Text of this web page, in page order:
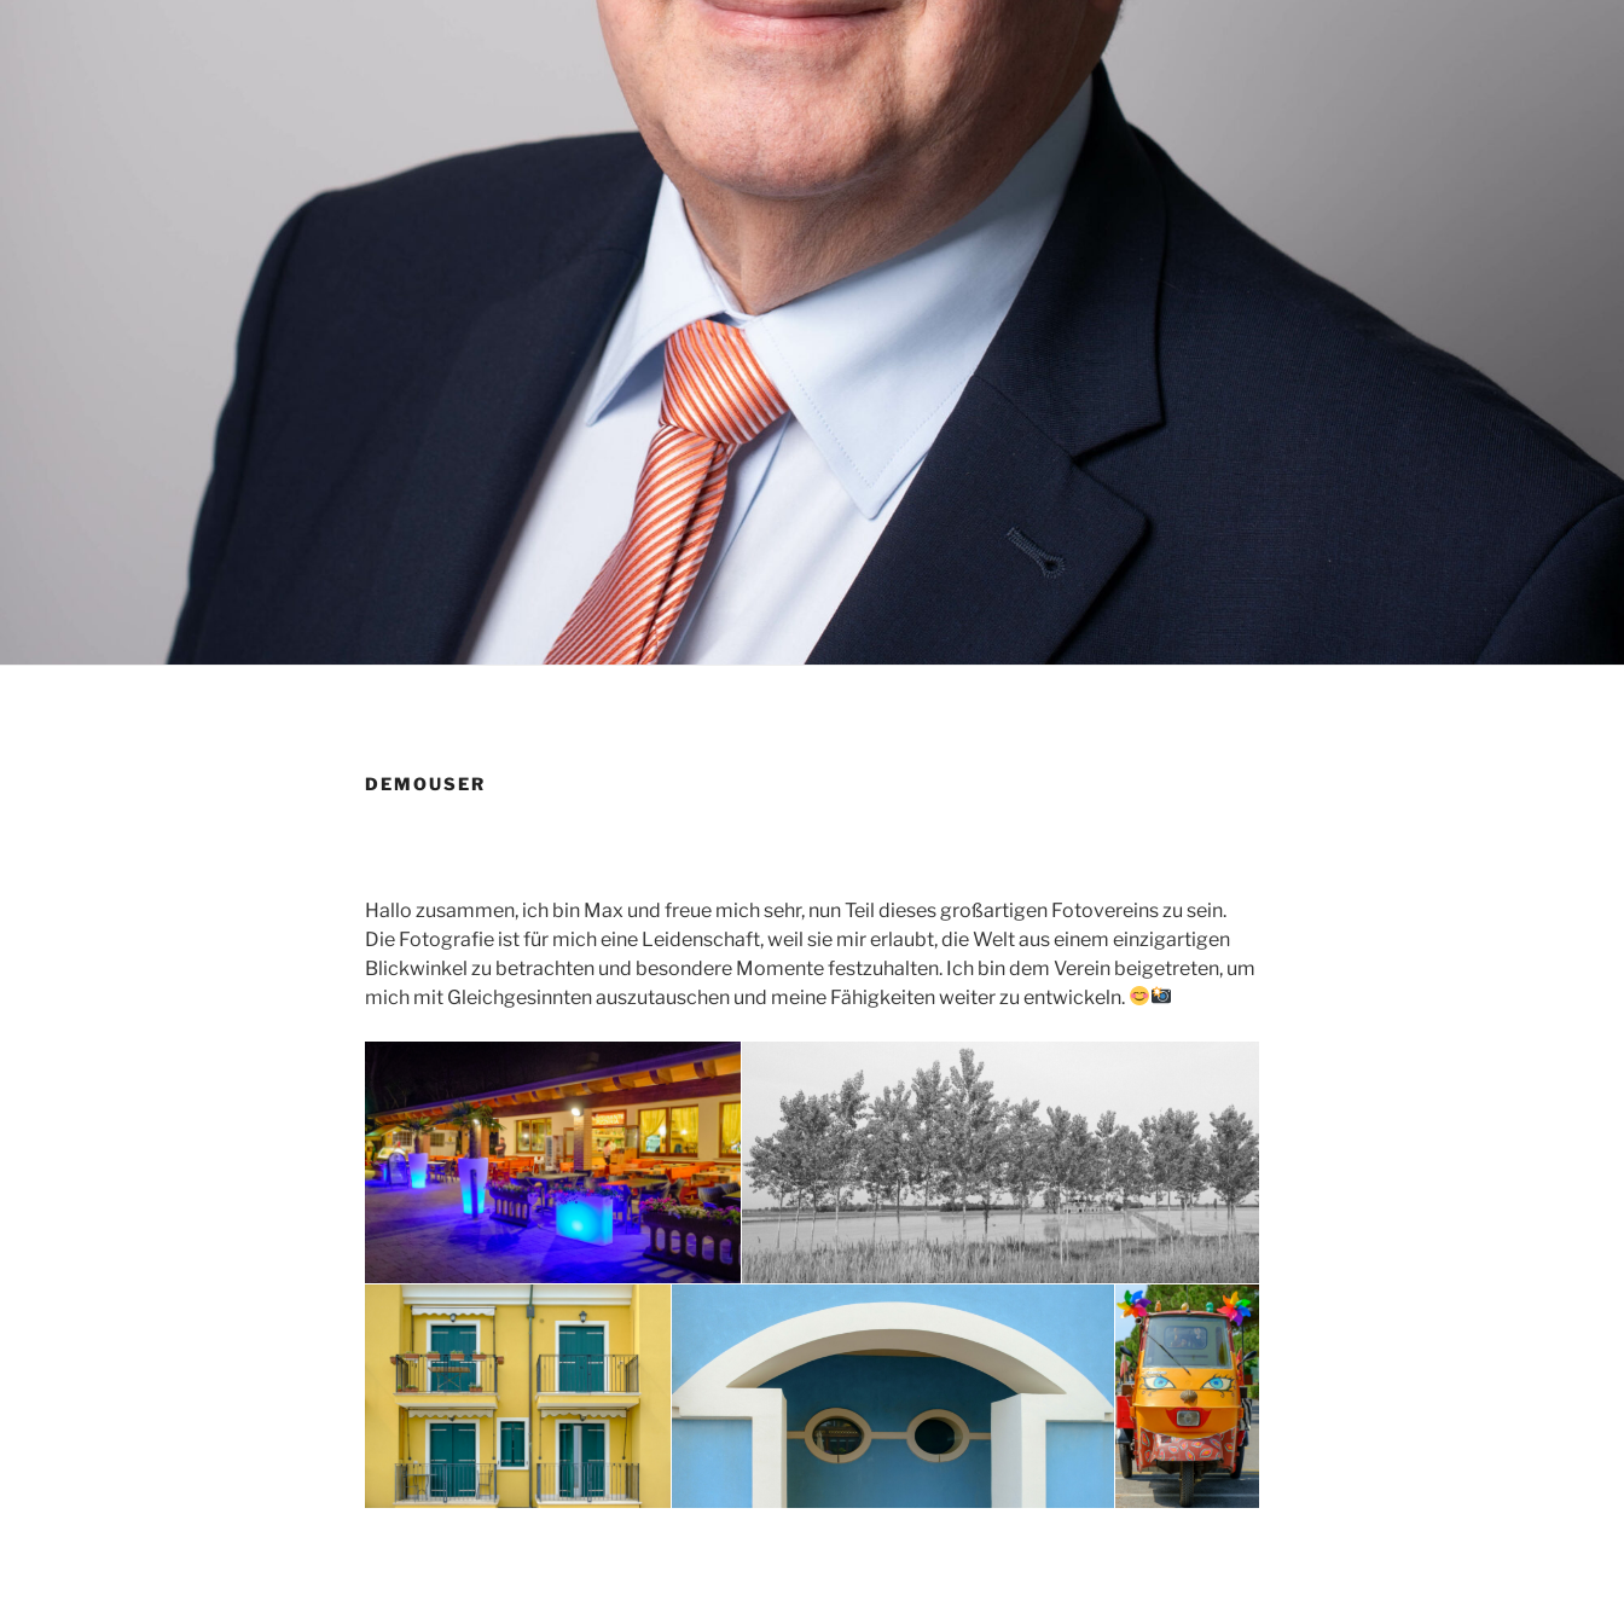
DEMOUSER
Hallo zusammen, ich bin Max und freue mich sehr, nun Teil dieses großartigen Fotovereins zu sein.
Die Fotografie ist für mich eine Leidenschaft, weil sie mir erlaubt, die Welt aus einem einzigartigen
Blickwinkel zu betrachten und besondere Momente festzuhalten. Ich bin dem Verein beigetreten, um
mich mit Gleichgesinnten auszutauschen und meine Fähigkeiten weiter zu entwickeln.